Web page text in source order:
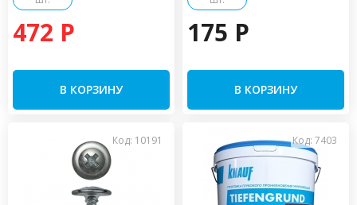
472 P
В КОРЗИНУ
175 P
В КОРЗИНУ
Код: 10191 Код: 7403